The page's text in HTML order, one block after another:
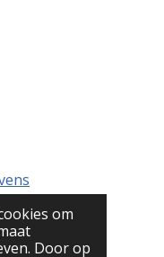
om
Door op
5
S